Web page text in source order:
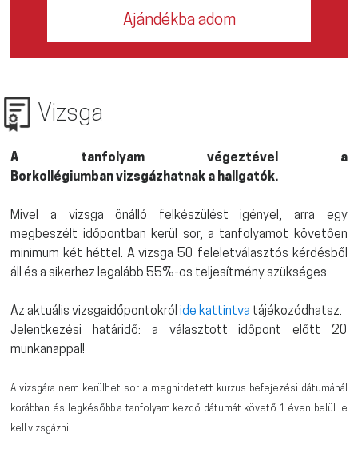
Ajándékba adom
Vizsga
A tanfolyam végeztével a
Borkollégiumban vizsgázhatnak a hallgatók.
Mivel a vizsga önálló felkészülést igényel, arra egy
megbeszélt időpontban kerül sor, a tanfolyamot követően
minimum két héttel. A vizsga 50 feleletválasztós kérdésből
áll és a sikerhez legalább 55%-os teljesítmény szükséges.
Az aktuális vizsgaidőpontokrólide kattintva tájékozódhatsz.
Jelentkezési határidő: a választott időpont előtt 20
munkanappal!
A vizsgára nem kerülhet sor a meghirdetett kurzus befejezési dátumánál
korábban és legkésőbb a tanfolyam kezdő dátumát követő 1 éven belül le
kell vizsgázni!